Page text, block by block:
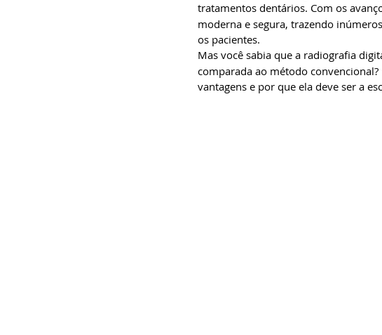
tratamentos dentários. Com os
moderna e segura, trazendo
os pacientes.
Mas você sabia que a radiografia
comparada ao método
vantagens e por que ela deve ser a